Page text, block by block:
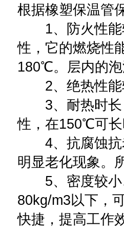
根据橡塑保温管
1、防火性能
性，它的燃烧性
180℃。层内的
2、绝热性能
3、耐热时长
性，在150℃可
4、抗腐蚀抗
明显老化现象。
5、密度较小
80kg/m3以下，
快捷，提高工作